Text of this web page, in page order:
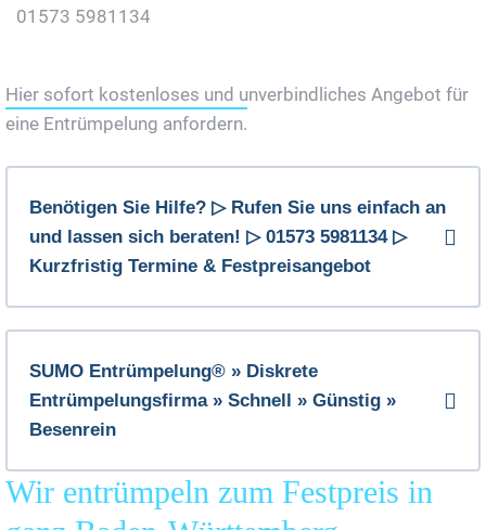
01573 5981134
Hier sofort kostenloses und unverbindliches Angebot für
eine Entrümpelung anfordern.
Benötigen Sie Hilfe? ▷ Rufen Sie uns einfach an
und lassen sich beraten! ▷ 01573 5981134 ▷
Kurzfristig Termine & Festpreisangebot
SUMO Entrümpelung® » Diskrete
Entrümpelungsfirma » Schnell » Günstig »
Besenrein
Wir entrümpeln zum Festpreis in